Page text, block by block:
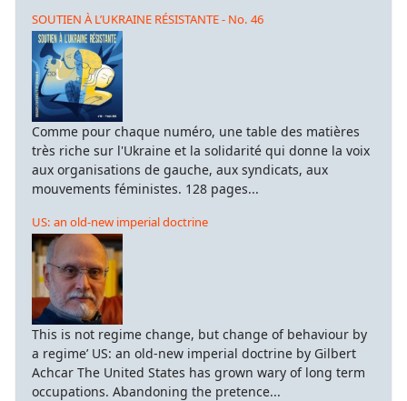
SOUTIEN À L’UKRAINE RÉSISTANTE - No. 46
Comme pour chaque numéro, une table des matières
très riche sur l'Ukraine et la solidarité qui donne la voix
aux organisations de gauche, aux syndicats, aux
mouvements féministes. 128 pages...
US: an old-new imperial doctrine
This is not regime change, but change of behaviour by
a regime’ US: an old-new imperial doctrine by Gilbert
Achcar The United States has grown wary of long term
occupations. Abandoning the pretence...